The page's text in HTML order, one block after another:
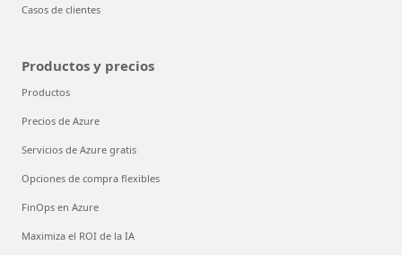
Casos de clientes
Productos y precios
Productos
Precios de Azure
Servicios de Azure gratis
Opciones de compra flexibles
FinOps en Azure
Maximiza el ROI de la IA